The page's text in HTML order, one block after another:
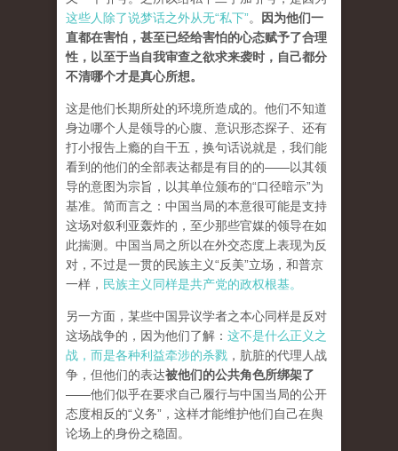
这些人除了说梦话之外从无“私下”。
因为他们一
直都在害怕，甚至已经给害怕的心态赋予了合理
性，以至于当自我审查之欲求来袭时，自己都分
不清哪个才是真心所想。
这是他们长期所处的环境所造成的。他们不知道
身边哪个人是领导的心腹、意识形态探子、还有
打小报告上瘾的自干五，换句话说就是，我们能
看到的他们的全部表达都是有目的的——以其领
导的意图为宗旨，以其单位颁布的“口径暗示”为
基准。简而言之：中国当局的本意很可能是支持
这场对叙利亚轰炸的，至少那些官媒的领导在如
此揣测。中国当局之所以在外交态度上表现为反
对，不过是一贯的民族主义“反美”立场，和普京
一样， 民族主义同样是共产党的政权根基。
另一方面，某些中国异议学者之本心同样是反对
这场战争的，因为他们了解： 这不是什么正义之
战，而是各种利益牵涉的杀戮 ，肮脏的代理人战
争，但他们的表达被他们的公共角色所绑架了
——他们似乎在要求自己履行与中国当局的公开
态度相反的“义务”，这样才能维护他们自己在舆
论场上的身份之稳固。